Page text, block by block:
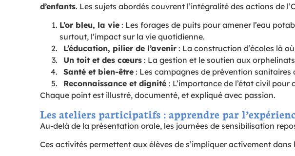
d’enfants. Les sujets abordés couvrent l’intégralité des actions de
L’or bleu, la vie : Les forages de puits pour amener l’eau
surtout, l’impact sur la vie quotidienne.
L’éducation, pilier de l’avenir : La construction d’écoles là
Un toit et des cœurs : La gestion et le soutien aux
Santé et bien-être : Les campagnes de prévention
Reconnaissance et dignité : L’importance de l’état civil
Chaque point est illustré, documenté, et expliqué avec passion.
Les ateliers participatifs : apprendre par
Au-delà de la présentation orale, les journées de sensibilisation
Ces activités permettent aux élèves de s’impliquer activement dans